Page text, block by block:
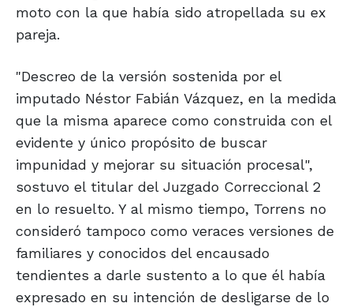
moto con la que había sido atropellada su ex
pareja.
"Descreo de la versión sostenida por el
imputado Néstor Fabián Vázquez, en la medida
que la misma aparece como construida con el
evidente y único propósito de buscar
impunidad y mejorar su situación procesal",
sostuvo el titular del Juzgado Correccional 2
en lo resuelto. Y al mismo tiempo, Torrens no
consideró tampoco como veraces versiones de
familiares y conocidos del encausado
tendientes a darle sustento a lo que él había
expresado en su intención de desligarse de lo